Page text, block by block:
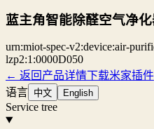
蓝主角智能除醛空气净
urn:miot-spec-v2:device:air-
lzp2:1:0000D050
← 返回产品详情下载米家插件
语言 中文 English
Service tree